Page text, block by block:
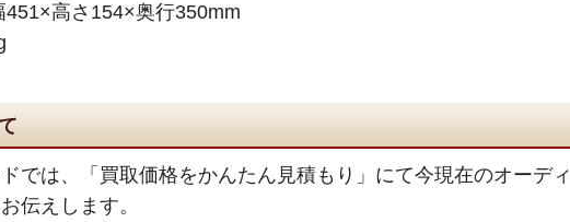
451×高さ154×奥行350mm
では、「買取価格をかんたん見積もり」にて今現在のオーディ
伝えします。